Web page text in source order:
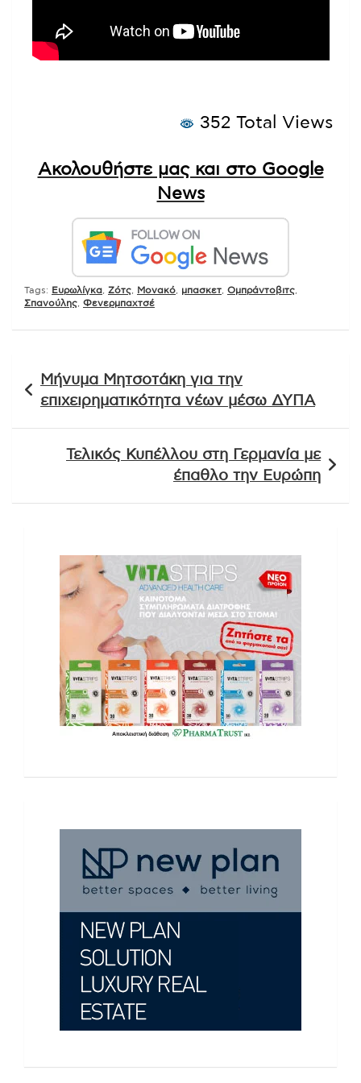
352 Total Views
Ακολουθήστε μας και στο Google
News
Tags: Ευρωλίγκα Ζότς Μονακό μπασκετ Ομπράντοβιτς
Σπανούλης Φενερμπαχτσέ
άρθρων
Μήνυμα Μητσοτάκη για την
επιχειρηματικότητα νέων μέσω ΔΥΠΑ
Τελικός Κυπέλλου στη Γερμανία με
έπαθλο την Ευρώπη